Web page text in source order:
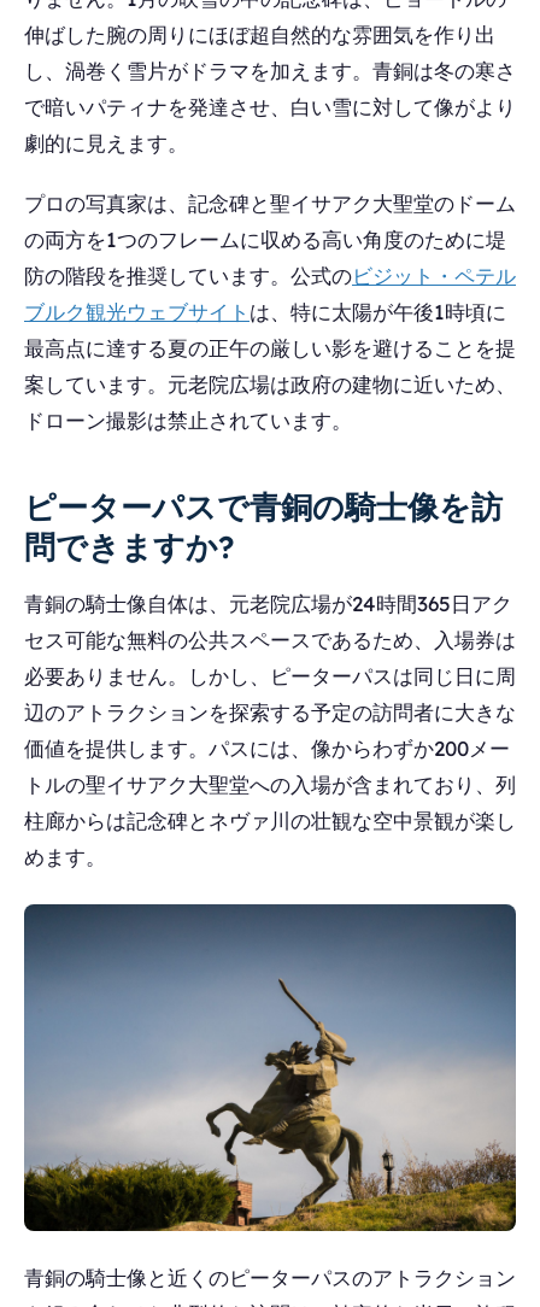
伸ばした腕の周りにほぼ超自然的な雰囲気を作り出
し、渦巻く雪片がドラマを加えます。青銅は冬の寒さ
で暗いパティナを発達させ、白い雪に対して像がより
劇的に見えます。
プロの写真家は、記念碑と聖イサアク大聖堂のドーム
の両方を1つのフレームに収める高い角度のために堤
防の階段を推奨しています。公式のビジット・ペテル
ブルク観光ウェブサイト は、特に太陽が午後1時頃に
最高点に達する夏の正午の厳しい影を避けることを提
案しています。元老院広場は政府の建物に近いため、
ドローン撮影は禁止されています。
ピーターパスで青銅の騎士像を訪
問できますか?
青銅の騎士像自体は、元老院広場が24時間365日アク
セス可能な無料の公共スペースであるため、入場券は
必要ありません。しかし、ピーターパスは同じ日に周
辺のアトラクションを探索する予定の訪問者に大きな
価値を提供します。パスには、像からわずか200メー
トルの聖イサアク大聖堂への入場が含まれており、列
柱廊からは記念碑とネヴァ川の壮観な空中景観が楽し
めます。
青銅の騎士像と近くのピーターパスのアトラクション